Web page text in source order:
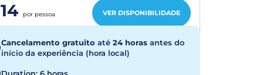
por pessoa VER DISPONIBILIDADE
Cancelamento gratuito até 24 horas antes do
início da experiência (hora local)